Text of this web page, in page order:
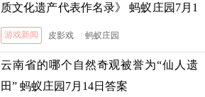
质文化遗产代表作名录》 蚂蚁庄园7月1
3日答案
游戏新闻 皮影戏 蚂蚁庄园
云南省的哪个自然奇观被誉为“仙人遗
田” 蚂蚁庄园7月14日答案